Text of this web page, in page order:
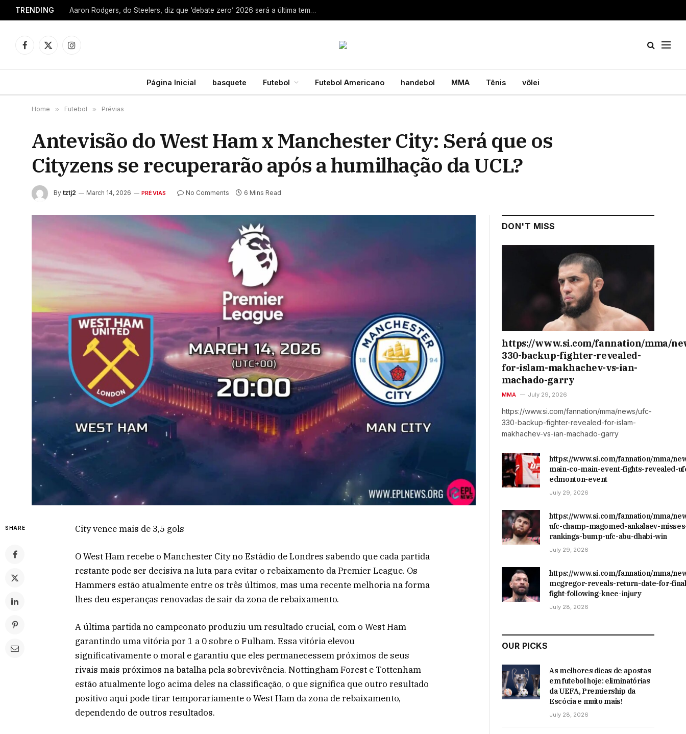
TRENDING Aaron Rodgers, do Steelers, diz que ‘debate zero’ 2026 será a última temporada da NFL 28 de julho de 2026
Facebook
X
Instagram
Página Inicial basquete Futebol Futebol Americano handebol MMA Tênis vôlei
Home » Futebol » Prévias
Antevisão do West Ham x Manchester City: Será que os
Cityzens se recuperarão após a humilhação da UCL?
By tztj2 March 14, 2026 PRÉVIAS No Comments 6 Mins Read
SHARE City vence mais de 3,5 gols
O West Ham recebe o Manchester City no Estádio de Londres sabendo que cada partida
restante pode ser decisiva na luta para evitar o rebaixamento da Premier League. Os
Hammers estão atualmente entre os três últimos, mas uma recente melhoria na forma
lhes deu esperanças renovadas de sair da zona de rebaixamento.
A última partida no campeonato produziu um resultado crucial, com o West Ham
garantindo uma vitória por 1 a 0 sobre o Fulham. Essa vitória elevou
significativamente o moral e garantiu que eles permanecessem próximos de seus
rivais mais próximos na batalha pela sobrevivência. Nottingham Forest e Tottenham
estão atualmente logo acima deles na classificação, o que significa que outro resultado
positivo aqui pode tirar temporariamente o West Ham da zona de rebaixamento,
dependendo de outros resultados.
DON'T MISS
https://www.si.com/fannation/mma/
330-backup-fighter-revealed-
for-islam-makhachev-vs-ian-
machado-garry
MMA July 29, 2026
https://www.si.com/fannation/mma/news/ufc-
330-backup-fighter-revealed-for-islam-
makhachev-vs-ian-machado-garry
https://www.si.com/fannation/mma/
main-co-main-event-fights-revealed-
edmonton-event
July 29, 2026
https://www.si.com/fannation/mma/
ufc-champ-magomed-ankalaev-
rankings-bump-ufc-abu-dhabi-win
July 29, 2026
https://www.si.com/fannation/mma/
mcgregor-reveals-return-date-for-
fight-following-knee-injury
July 28, 2026
OUR PICKS
As melhores dicas de apostas
em futebol hoje: eliminatórias
da UEFA, Premiership da
Escócia e muito mais!
July 28, 2026